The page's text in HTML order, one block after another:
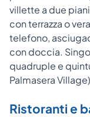
villette a due
con terrazza o
telefono,
con doccia.
quadruple e
Palmasera
Ristoranti e